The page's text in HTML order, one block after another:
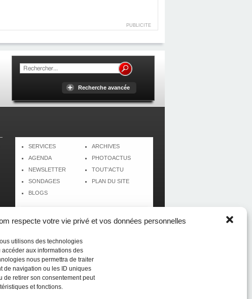
respecte votre vie privé et vos données personnelles
utilisons des technologies
aux informations des
nous permettra de traiter
de navigation ou les ID uniques
de retirer son consentement peut
et fonctions.
PUBLICITE
Recherche avancée
SERVICES
AGENDA
NEWSLETTER
SONDAGES
BLOGS
ARCHIVES
PHOTOACTUS
TOUT'ACTU
PLAN DU SITE